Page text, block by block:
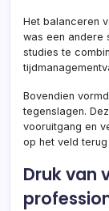
Het balanceren
was een andere
studies te
Bovendien
tegenslagen.
vooruitgang en
op het veld terug
Druk van